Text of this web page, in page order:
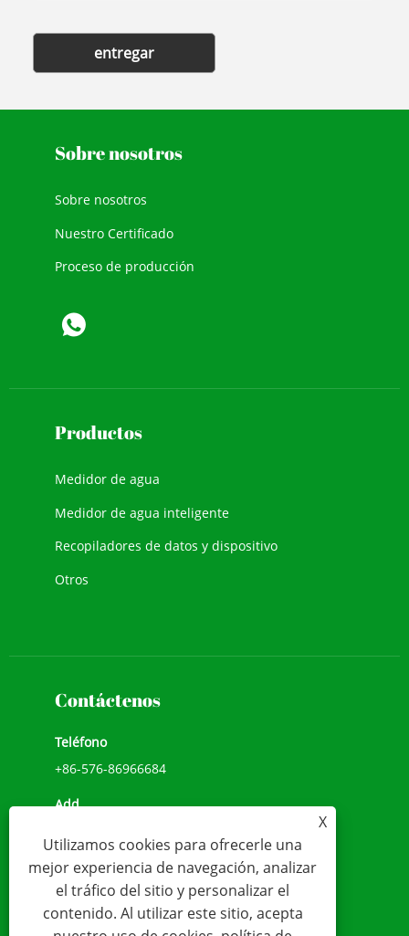
entregar
Sobre nosotros
Sobre nosotros
Nuestro Certificado
Proceso de producción
Productos
Medidor de agua
Medidor de agua inteligente
Recopiladores de datos y dispositivo
Otros
Contáctenos
Teléfono
+86-576-86966684
Add
NO.1039, AVENIDA JIULONG, CALLE CHENGXI,
WENLING, ZHEJIANG, CHINA (317500)
Correo electrónico
sales@younio.com
X
Utilizamos cookies para ofrecerle una
mejor experiencia de navegación, analizar
el tráfico del sitio y personalizar el
contenido. Al utilizar este sitio, acepta